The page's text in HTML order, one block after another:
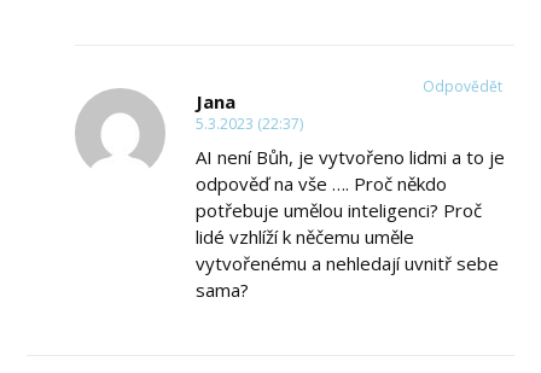
Jana
5.3.2023 (22:37)
AI není Bůh, je vytvořeno lidmi a to je
odpověď na vše …. Proč někdo
potřebuje umělou inteligenci? Proč
lidé vzhlíží k něčemu uměle
vytvořenému a nehledají uvnitř sebe
sama?
Odpovědět